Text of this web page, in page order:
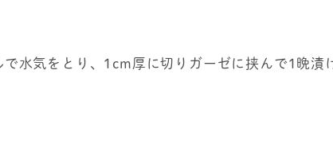
水気をとり、1cm厚に切りガーゼに挟んで1晩漬